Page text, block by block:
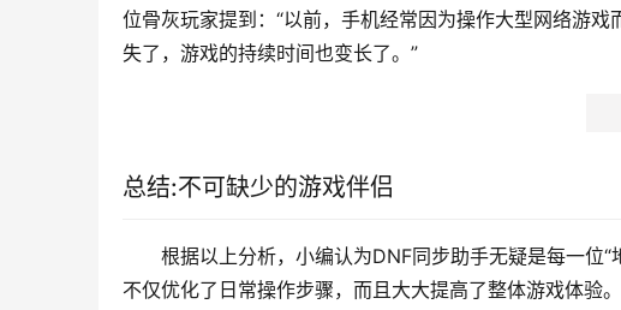
位骨灰玩家提到：“以前，手机经常因为操作大型网络游
失了，游戏的持续时间也变长了。”
总结:不可缺少的游戏伴侣
根据以上分析，小编认为DNF同步助手无疑是每一位
不仅优化了日常操作步骤，而且大大提高了整体游戏体验